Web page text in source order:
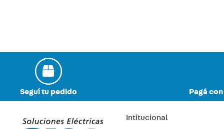
Seguí tu pedido Pagá
Intitucional